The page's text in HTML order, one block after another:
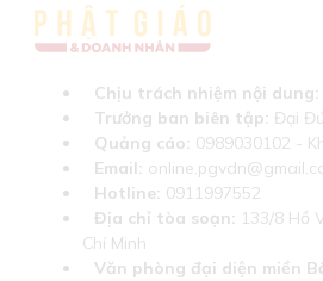
Chịu trách nhiệm nội dung:
Trưởng ban biên tập: Đại
Quảng cáo: 0989030102 -
Email:
Hotline: 0911997552
Địa chỉ tòa soạn: 133/8 Hồ
Chí Minh
Văn phòng đại diện miền